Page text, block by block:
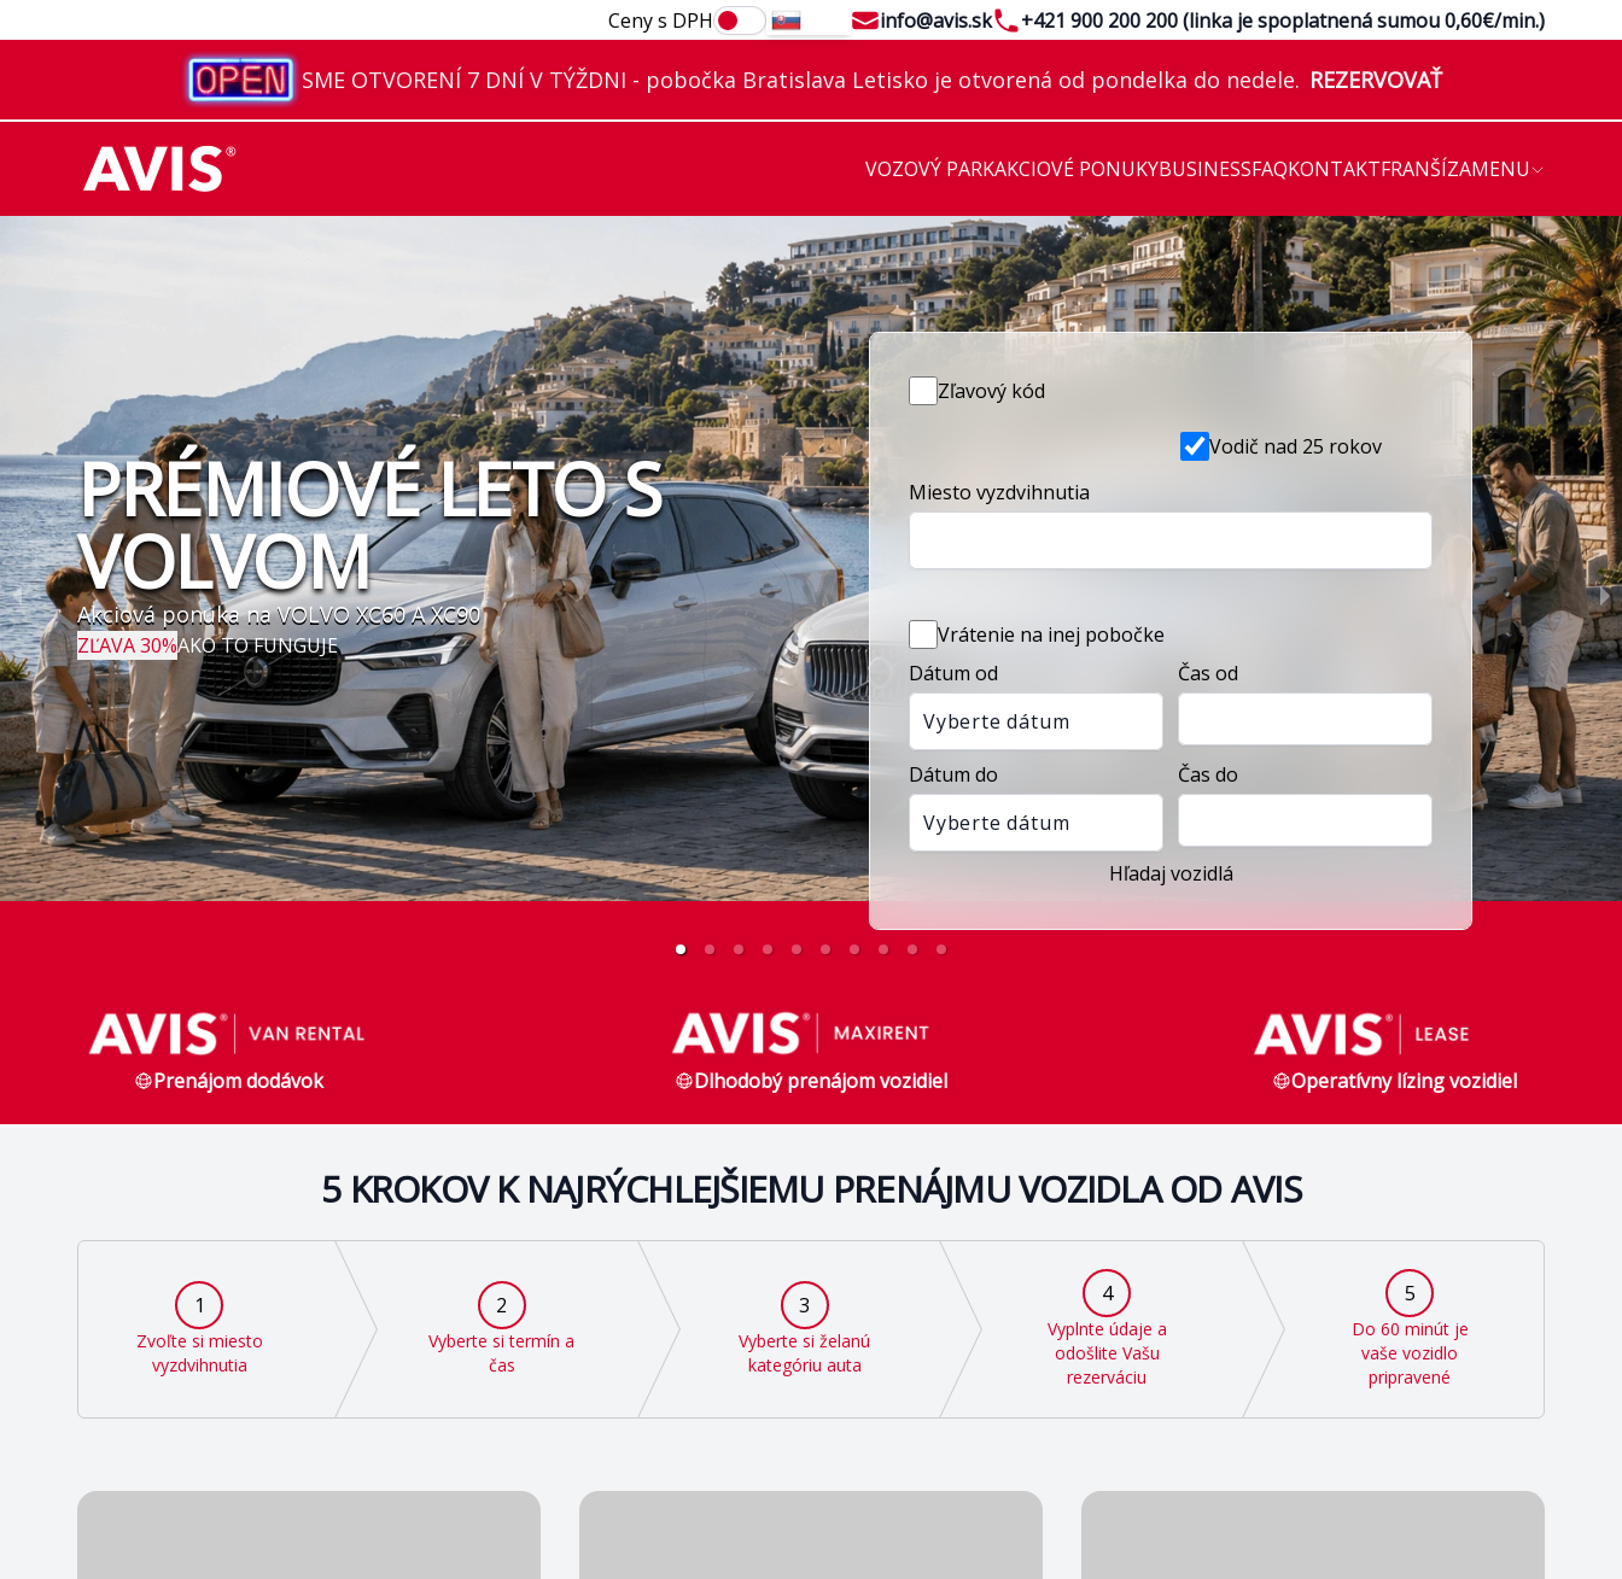
Ceny s DPH SK Emailinfo@avis.skTelephone
+421 900 200 200 (linka je spoplatnená sumou 0,60€/min.)
SME OTVORENÍ 7 DNÍ V TÝŽDNI - pobočka Bratislava Letisko je otvorená od pondelka do nedele. REZERVOVAŤ
VOZOVÝ PARKAKCIOVÉ PONUKYBUSINESSFAQKONTAKTFRANŠÍZAMENU
NAJVÄČŠIA POŽIČOVŇA ÁUT V BRATISLAVE
PRÉMIOVÉ LETO S
VOLVOM
Akciová ponuka na VOLVO XC60 A XC90
ZĽAVA 30%AKO TO FUNGUJE
Vodič nad 25 rokov
Zľavový kód
Miesto vyzdvihnutia
Vrátenie na inej pobočke
Dátum od
Vyberte dátum
Čas od
Dátum do
Vyberte dátum
Čas do
Hľadaj vozidlá
Prenájom dodávok Dlhodobý prenájom vozidiel Operatívny lízing vozidiel
5 KROKOV K NAJRÝCHLEJŠIEMU PRENÁJMU VOZIDLA OD AVIS
1
Zvoľte si miesto
vyzdvihnutia
2
Vyberte si termín a
čas
3
Vyberte si želanú
kategóriu auta
4
Vyplnte údaje a
odošlite Vašu
rezerváciu
5
Do 60 minút je
vaše vozidlo
pripravené